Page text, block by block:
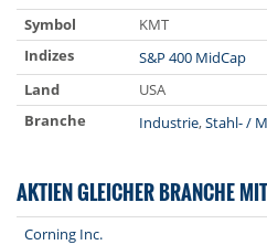
Symbol
KMT
Indizes
S&P 400 MidCap
Land
USA
Branche
Industrie,Stahl- /
AKTIEN GLEICHER BRANCHE
Corning Inc.